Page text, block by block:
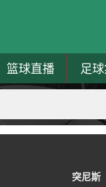
篮球直播 足
突尼斯